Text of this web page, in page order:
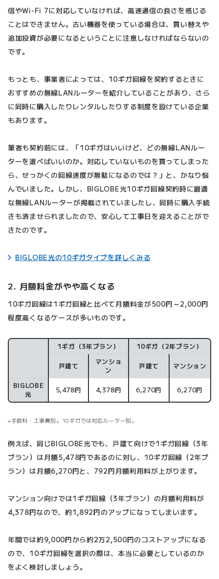
信やWi-Fi 7に対応していなければ、高速通信の良さを感じる
ことはできません。古い機器を使っている場合は、買い替えや
追加投資が必要になるということに注意しなければならないの
です。
もっとも、事業者によっては、10ギガ回線を契約するときに
おすすめの無線LANルーターを紹介していることがあり、さら
に同時に購入したりレンタルしたりする制度を設けている企業
もあります。
筆者も契約前には、「10ギガはいいけど、どの無線LANルー
ターを選べばいいのか。対応していないものを買ってしまった
ら、せっかくの回線速度が無駄になるのでは？」と、かなり悩
んでいました。しかし、BIGLOBE光10ギガ回線契約時に最適
な無線LANルーターが掲載されていましたし、同時に購入手続
きも済ませられましたので、安心して工事日を迎えることがで
きたのです。
BIGLOBE光の10ギガタイプを詳しくみる
2. 月額料金がやや高くなる
10ギガ回線は1ギガ回線と比べて月額料金が500円～2,000円
程度高くなるケースが多いものです。
1ギガ（3年プラン） 10ギガ（2年プラン）
戸建て
マンショ
ン
戸建て マンション
BIGLOBE
光
5,478円 4,378円 6,270円 6,270円
手数料・工事費別。10ギガでは対応ルーター別。
例えば、同じBIGLOBE光でも、戸建て向けで1ギガ回線（3年
プラン）は月額5,478円であるのに対し、10ギガ回線（2年プ
ラン）は月額6,270円と、792円月額利用料が上がります。
マンション向けでは1ギガ回線（3年プラン）の月額利用料が
4,378円なので、約1,892円のアップになってしまいます。
年間では約9,000円から約2万2,500円のコストアップになる
ので、10ギガ回線を選択の際は、本当に必要としているのか
をよく検討しましょう。